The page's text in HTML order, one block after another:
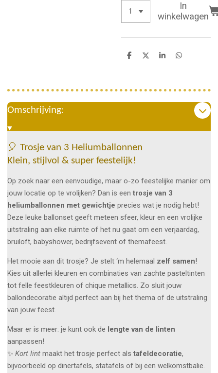
In
winkelwagen
D
D
S
D
Omschrijving:
🎈 Trosje van 3 Heliumballonnen
Klein, stijlvol & super feestelijk!
Op zoek naar een eenvoudige, maar o-zo feestelijke manier om
jouw locatie op te vrolijken? Dan is een trosje van 3
heliumballonnen met gewichtje precies wat je nodig hebt!
Deze leuke ballonset geeft meteen sfeer, kleur en een vrolijke
uitstraling aan elke ruimte of het nu gaat om een verjaardag,
bruiloft, babyshower, bedrijfsevent of themafeest.
Het mooie aan dit trosje? Je stelt ‘m helemaal zelf samen!
Kies uit allerlei kleuren en combinaties van zachte pasteltinten
tot felle feestkleuren of chique metallics. Zo sluit jouw
ballondecoratie altijd perfect aan bij het thema of de uitstraling
van jouw feest.
Maar er is meer: je kunt ook de lengte van de linten
aanpassen!
✨ Kort lint maakt het trosje perfect als tafeldecoratie,
bijvoorbeeld op dinertafels, statafels of bij een welkomstbalie.